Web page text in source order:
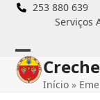
Skip
253 880 639
Serviços
Open
mobile
Close
mobile
Início »